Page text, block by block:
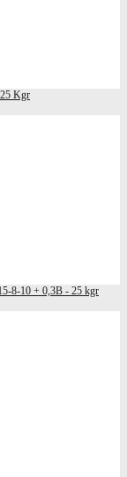
25 Kgr
8-10 + 0,3B - 25 kgr